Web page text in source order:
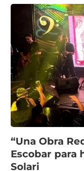
“Una Obra
Escobar para
Solari